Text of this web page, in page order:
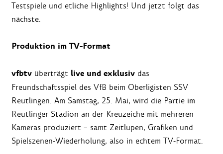
Testspiele und etliche Highlights! Und jetzt folgt das
nächste.
Produktion im TV-Format
vfbtv überträgt live und exklusiv das
Freundschaftsspiel des VfB beim Oberligisten SSV
Reutlingen. Am Samstag, 25. Mai, wird die Partie im
Reutlinger Stadion an der Kreuzeiche mit mehreren
Kameras produziert – samt Zeitlupen, Grafiken und
Spielszenen-Wiederholung, also in echtem TV-Format.